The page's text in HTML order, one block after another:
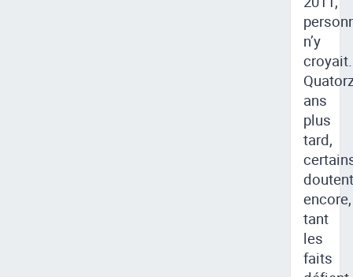
n’y
croyait.
ans
plus
tard,
doutent
encore,
tant
les
faits